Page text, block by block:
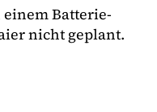
Batterie-
nicht geplant.